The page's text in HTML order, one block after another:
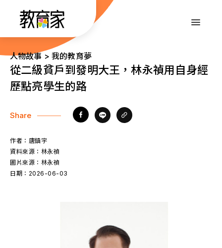
內
::: 人物故事 > 我的教育夢
從二級貧戶到發明大王，林永禎用自身經
歷點亮學生的路
Share
作者： 唐鎮宇
資料來源： 林永禎
圖片來源： 林永禎
日期： 2026-06-03